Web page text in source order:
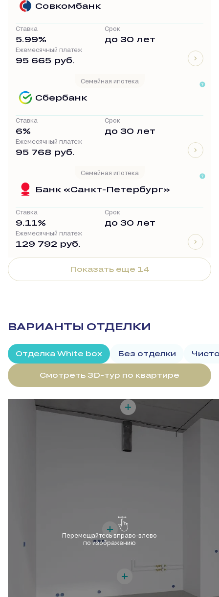
Совкомбанк
Ставка
5.99%
Срок
до 30 лет
Ежемесячный платеж
95 665 руб.
Семейная ипотека
Сбербанк
Ставка
6%
Срок
до 30 лет
Ежемесячный платеж
95 768 руб.
Семейная ипотека
Банк «Санкт-Петербург»
Ставка
9.11%
Срок
до 30 лет
Ежемесячный платеж
129 792 руб.
Показать еще 14
ВАРИАНТЫ ОТДЕЛКИ
Отделка White box Без отделки
Смотреть 3D-тур по квартире
Перемещайтесь вправо-влево
по изображению